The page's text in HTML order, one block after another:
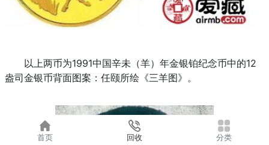
以上两币为1991中国辛未（羊）年金银铂纪念币中的12
盎司金银币背面图案：任颐所绘《三羊图》。
首页 回收 分类